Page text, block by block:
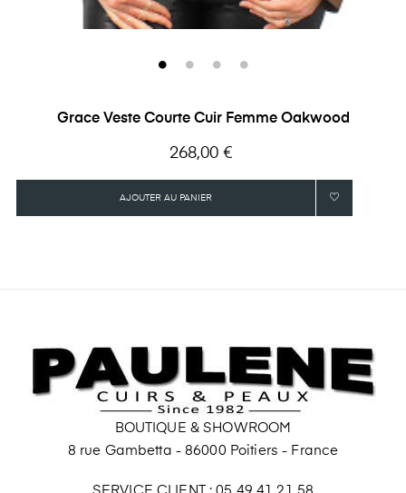
Grace Veste Courte Cuir Femme Oakwood
Prix
268,00 €
AJOUTER AU PANIER
BOUTIQUE & SHOWROOM
8 rue Gambetta - 86000 Poitiers - France